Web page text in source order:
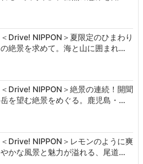
＜Drive! NIPPON＞夏限定のひまわり
の絶景を求めて。海と山に囲まれ…
＜Drive! NIPPON＞絶景の連続！開聞
岳を望む絶景をめぐる。鹿児島・…
＜Drive! NIPPON＞レモンのように爽
やかな風景と魅力が溢れる、尾道…